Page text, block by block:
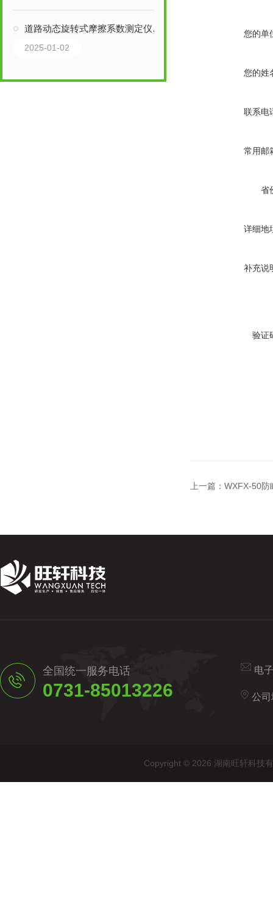
道路动态旋转式摩擦系数测定仪的系统组成
2025-01-02
您的单
您的姓
联系电
常用邮
省
详细地
补充说
验证
上一篇： WXFX-50防
全国统一服务电话
0731-85013226
电
公
Copyright © 2026 湖南旺轩科技